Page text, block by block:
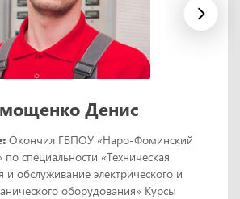
Денис
Окончил ГБПОУ «Наро-Фоминский
по специальности «Техническая
и обслуживание электрического и
оборудования» Курсы